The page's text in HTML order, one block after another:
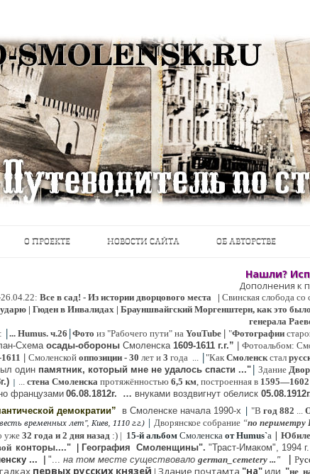
О ПРОЕКТЕ НОВОСТИ САЙТА ОБ АВТОРСТВЕ
Нашли?
Дополнения к
Все в сад! - Из истории дворцового места | Свинская слобода
| Гюден в Инвалидах | Брауншвайгский Моргенштерн, как это
генерала
|... Humus. ч.26 |Фото из "Рабочего пути" на YouTube "Фотографии
Схемаосады-обороны Смоленска 1609-1611 г.г.” Фотоальбом:
Смоленской оппозиции - 30 лет и 3 года ... |"Как Смоленскстал
один памятник, который мне не удалось спасти ..." | Здание
| ... стена Смоленска протяжённостью 6,5 км, построенная в 1595—1602
французами06.08.1812г. … внуками воздвигнут обелиск 05.08.
демократии” в Смоленске начала 1990-х | "В год 882 ...
временных лет", Киев, 1110 г.г.) | Дворянское собрание “по периметру
уже 32 года и 2 дня назад :) | 15-й альбом Смоленска от Humus`a |
конторы...." Гeография Cмоленщины". "Траст-Имаком", 1994 г.
...
"... на том месте существовало german_cemetery ..." | Р
первых русских князей | Здание почтамта "на"или "не